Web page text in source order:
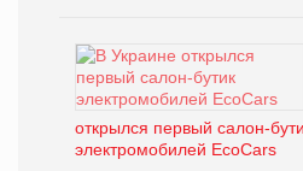
открылся первый салон-
электромобилей EcoCars